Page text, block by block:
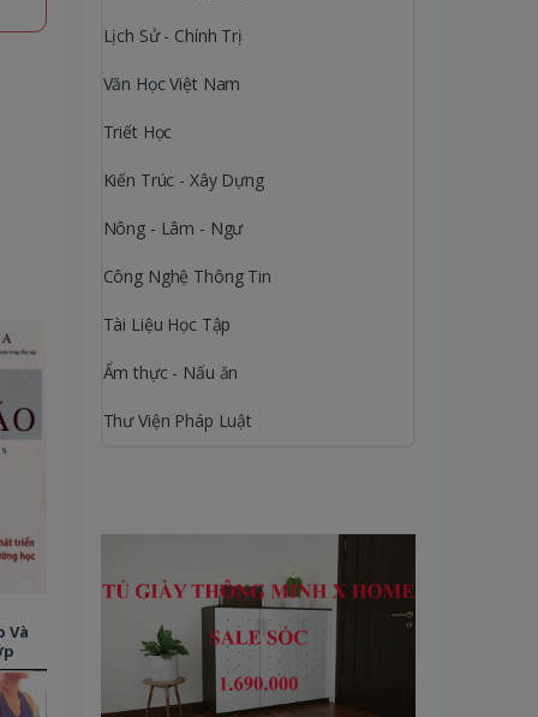
Và
Lịch Sử - Chính Trị
Văn Học Việt Nam
Triết Học
Kiến Trúc - Xây Dựng
Nông - Lâm - Ngư
Công Nghệ Thông Tin
Tài Liệu Học Tập
Ẩm thực - Nấu ăn
Thư Viện Pháp Luật